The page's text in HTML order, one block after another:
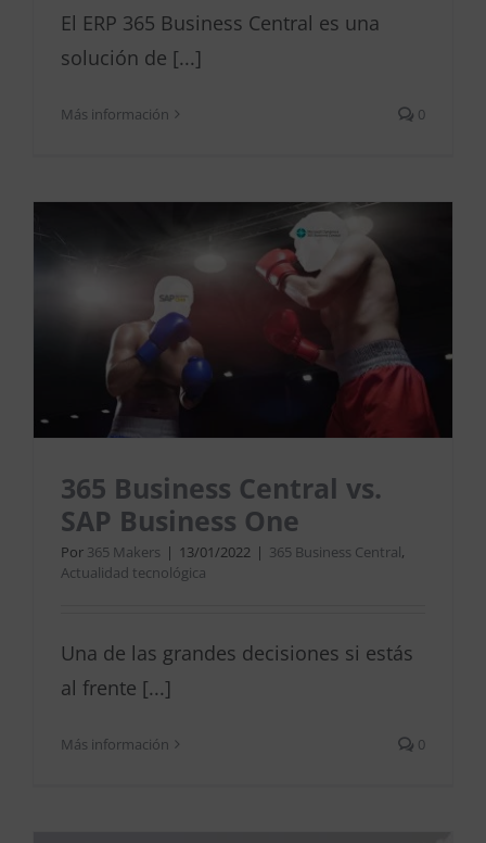
El ERP 365 Business Central es una
solución de [...]
Más información 0
365 Business Central vs.
SAP Business One
Por 365 Makers | 13/01/2022 | 365 Business Central,
Actualidad tecnológica
Una de las grandes decisiones si estás
al frente [...]
Más información 0